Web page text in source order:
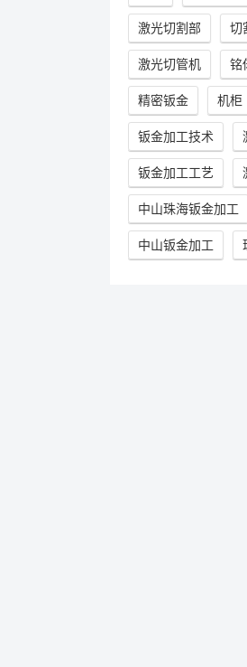
激光切割部 切
激光切管机 铭
精密钣金 机柜
钣金加工技术
钣金加工工艺
中山珠海钣金加工
中山钣金加工